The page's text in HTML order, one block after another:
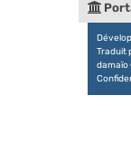
Traduit
damaïo